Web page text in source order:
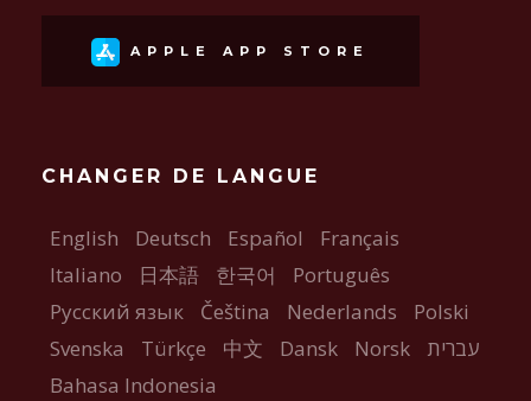
APPLE APP STORE
CHANGER DE LANGUE
English Deutsch Español
Français
Italiano
日本語 한국어
Português
Русский язык
Čeština Nederlands
Polski
Svenska
Türkçe 中文 Dansk Norsk
עברית
Bahasa Indonesia